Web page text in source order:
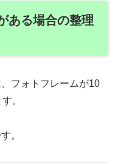
ある場合の整理
フォトフレームが10
。
。